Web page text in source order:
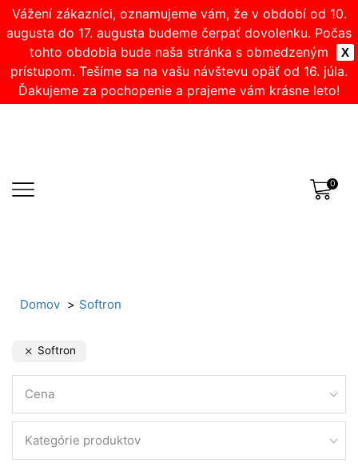
X
Vážení zákazníci, oznamujeme vám, že v období od 10.
augusta do 17. augusta budeme čerpať dovolenku. Počas
tohto obdobia bude naša stránka s obmedzeným
prístupom. Tešíme sa na vašu návštevu opäť od 16. júla.
Ďakujeme za pochopenie a prajeme vám krásne leto!
0
Domov Softron
Softron
Cena
Kategórie produktov